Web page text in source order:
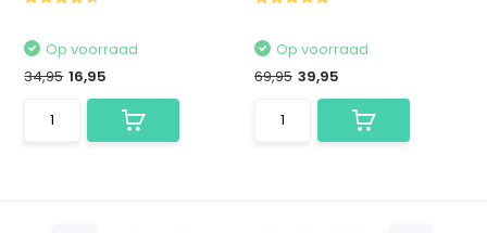
Op voorraad
34,95 16,95
Op voorraad
69,95 39,95